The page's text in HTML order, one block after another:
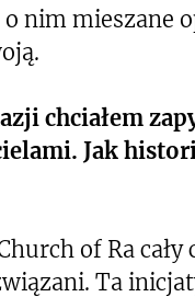
o nim mieszane
chciałem
Jak
of Ra
Ta